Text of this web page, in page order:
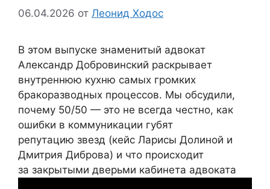
06.04.2026 от Леонид Ходос
В этом выпуске знаменитый адвокат
Александр Добровинский раскрывает
внутреннюю кухню самых громких
бракоразводных процессов. Мы обсудили,
почему 50/50 — это не всегда честно, как
ошибки в коммуникации губят
репутацию звезд (кейс Ларисы Долиной и
Дмитрия Диброва) и что происходит
за закрытыми дверьми кабинета адвоката